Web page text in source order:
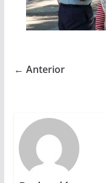
← Anterior